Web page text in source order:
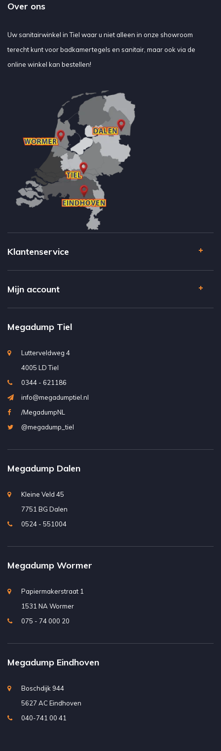
Over ons
Uw sanitairwinkel in Tiel waar u niet alleen in onze showroom
terecht kunt voor badkamertegels en sanitair, maar ook via de
online winkel kan bestellen!
Klantenservice
Mijn account
Megadump Tiel
Lutterveldweg 4
4005 LD Tiel
0344 - 621186
info@megadumptiel.nl
/MegadumpNL
@megadump_tiel
Megadump Dalen
Kleine Veld 45
7751 BG Dalen
0524 - 551004
Megadump Wormer
Papiermakerstraat 1
1531 NA Wormer
075 - 74 000 20
Megadump Eindhoven
Boschdijk 944
5627 AC Eindhoven
040-741 00 41